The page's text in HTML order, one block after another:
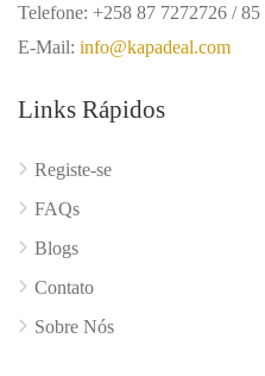
Telefone: +258 87 7272726 / 85
E-Mail: info@kapadeal.com
Links Rápidos
Registe-se
FAQs
Blogs
Contato
Sobre Nós